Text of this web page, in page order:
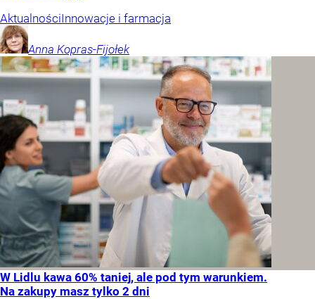
AktualnościInnowacje i farmacja
Anna Kopras-Fijołek
W Lidlu kawa 60% taniej, ale pod tym warunkiem.
Na zakupy masz tylko 2 dni